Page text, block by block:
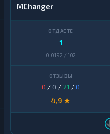
MChanger
1
0,0192 / 102
0 / 0 / 21 /0
4,9 ★